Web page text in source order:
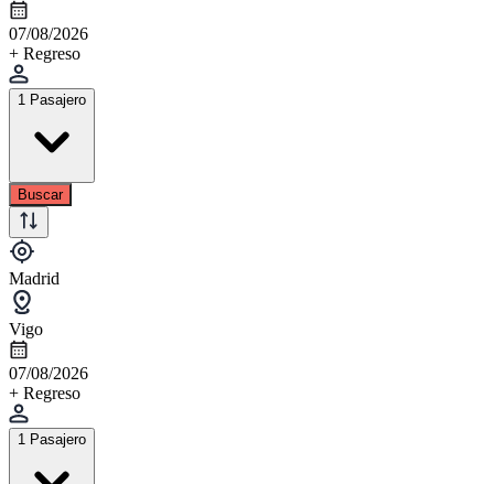
07/08/2026
+ Regreso
1 Pasajero
Buscar
Madrid
Vigo
07/08/2026
+ Regreso
1 Pasajero